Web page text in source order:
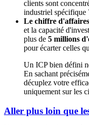
clients sont
industriel spécifique
Le chiffre d'affaires
et la capacité
plus de 5 millions
pour écarter celles
Un ICP bien défini
En sachant
décuplez votre
uniquement sur les
Aller plus loin que